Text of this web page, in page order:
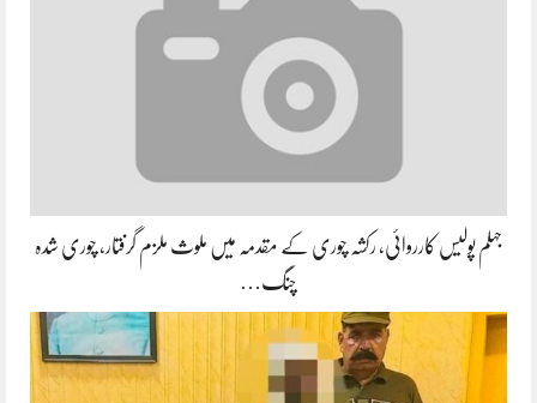
جہلم پولیس کارروائی، رکشہ چوری کے مقدمہ میں ملوث ملزم گرفتار، چوری شدہ
چنگ…